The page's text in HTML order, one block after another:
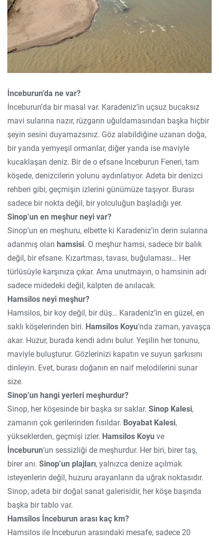
İnceburun’da ne var?
İnceburun’da bir masal var. Karadeniz’in uçsuz bucaksız
mavi sularına nazır, rüzgarın uğuldamasından başka hiçbir
şeyin sesini duyamazsınız. Göz alabildiğine uzanan doğa,
bir yanda yemyeşil ormanlar, diğer yanda ise maviyle
kucaklaşan deniz. Bir de o efsane İnceburun Feneri, tam
köşede, denizcilerin yolunu aydınlatıyor. Adeta bir denizci
rehberi gibi, geçmişin izlerini günümüze taşıyor. Burası
sadece bir nokta değil, bir yolculuğun başladığı yer.
Sinop’un en meşhur neyi var?
Sinop’un en meşhuru, elbette ki Karadeniz’in derin sularına
adanmış olan hamsisi. O meşhur hamsi, sadece bir balık
değil, bir efsane. Kızartması, tavası, buğulaması… Her
türlüsüyle karşınıza çıkar. Ama unutmayın, o hamsinin adı
sadece midedeki değil, kalpten de anılacak.
Hamsilos neyi meşhur?
Hamsilos, bir koy değil, bir düş… Karadeniz’in en güzel, en
saklı köşelerinden biri. Hamsilos Koyu’nda zaman, yavaşça
akar. Huzur, burada kendi adını bulur. Yeşilin her tonunu,
maviyle buluşturur. Gözlerinizi kapatın ve suyun şarkısını
dinleyin. Evet, burası doğanın en naif melodilerini sunar
size.
Sinop’un hangi yerleri meşhurdur?
Sinop, her köşesinde bir başka sır saklar. Sinop Kalesi,
zamanın çok gerilerinden fısıldar. Boyabat Kalesi,
yükseklerden, geçmişi izler. Hamsilos Koyu ve
İnceburun’un sessizliği de meşhurdur. Her biri, birer taş,
birer anı. Sinop’un plajları, yalnızca denize açılmak
isteyenlerin değil, huzuru arayanların da uğrak noktasıdır.
Sinop, adeta bir doğal sanat galerisidir, her köşe başında
başka bir tablo var.
Hamsilos İnceburun arası kaç km?
Hamsilos ile İnceburun arasındaki mesafe, sadece 20